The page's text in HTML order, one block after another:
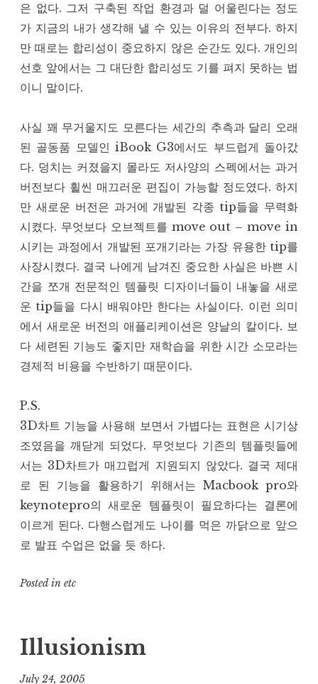
은 없다. 그저 구축된 작업 환경과 덜 어울린다는 정도
가 지금의 내가 생각해 낼 수 있는 이유의 전부다. 하지
만 때로는 합리성이 중요하지 않은 순간도 있다. 개인의
선호 앞에서는 그 대단한 합리성도 기를 펴지 못하는 법
이니 말이다.
사실 꽤 무거울지도 모른다는 세간의 추측과 달리 오래
된 골동품 모델인 iBook G3에서도 부드럽게 돌아갔
다. 덩치는 커졌을지 몰라도 저사양의 스펙에서는 과거
버전보다 휠씬 매끄러운 편집이 가능할 정도였다. 하지
만 새로운 버전은 과거에 개발된 각종 tip들을 무력화
시켰다. 무엇보다 오브젝트를 move out – move in
시키는 과정에서 개발된 포개기라는 가장 유용한 tip를
사장시켰다. 결국 나에게 남겨진 중요한 사실은 바쁜 시
간을 쪼개 전문적인 템플릿 디자이너들이 내놓을 새로
운 tip들을 다시 배워야만 한다는 사실이다. 이런 의미
에서 새로운 버전의 애플리케이션은 양날의 칼이다. 보
다 세련된 기능도 좋지만 재학습을 위한 시간 소모라는
경제적 비용을 수반하기 때문이다.
P.S.
3D차트 기능을 사용해 보면서 가볍다는 표현은 시기상
조였음을 깨닫게 되었다. 무엇보다 기존의 템플릿들에
서는 3D차트가 매끄럽게 지원되지 않았다. 결국 제대
로 된 기능을 활용하기 위해서는 Macbook pro와
keynotepro의 새로운 템플릿이 필요하다는 결론에
이르게 된다. 다행스럽게도 나이를 먹은 까닭으로 앞으
로 발표 수업은 없을 듯 하다.
Posted in etc
Illusionism
July 24, 2005